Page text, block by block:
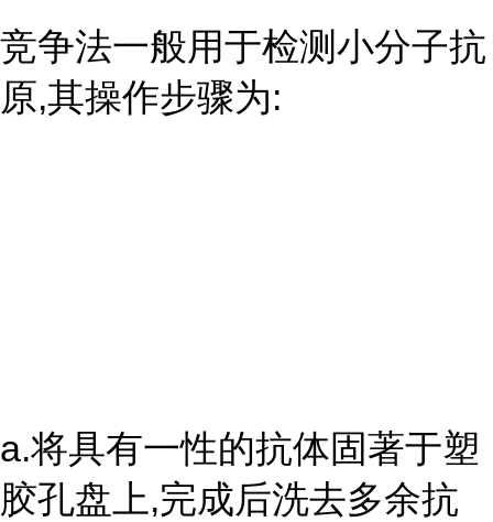
竞争法一般用于检测小分子抗
原,其操作步骤为:
a.将具有一性的抗体固著于塑
胶孔盘上,完成后洗去多余抗